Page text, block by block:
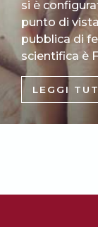
si è
punto di
pubblica di
scientifica è
LEGGI